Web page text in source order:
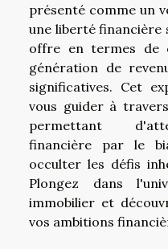
présenté comme un
une liberté financière
offre en termes de
génération de
significatives. Cet
vous guider à
permettant
financière par le
occulter les défis
Plongez dans
immobilier et
vos ambitions